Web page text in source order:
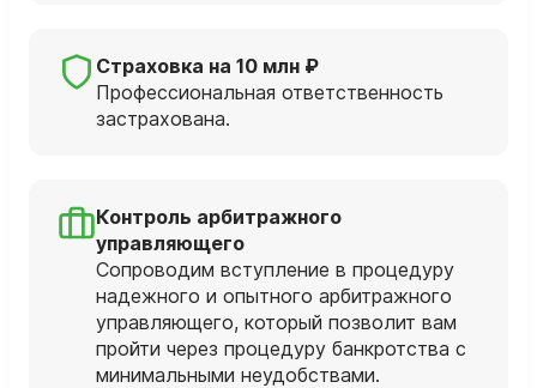
Страховка на 10 млн ₽
Профессиональная ответственность
застрахована.
Контроль арбитражного
управляющего
Сопроводим вступление в процедуру
надежного и опытного арбитражного
управляющего, который позволит вам
пройти через процедуру банкротства с
минимальными неудобствами.